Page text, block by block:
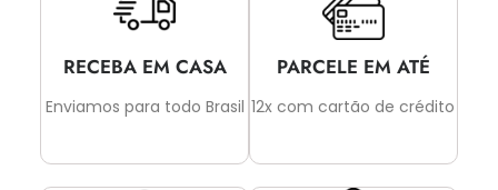
RECEBA EM CASA
Enviamos para todo Brasil
PARCELE EM ATÉ
12x com cartão de crédito